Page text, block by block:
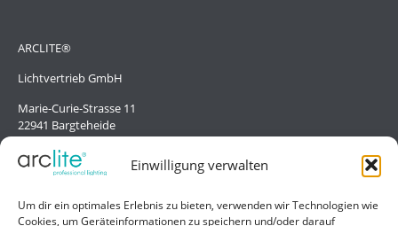
Einwilligung verwalten
Um dir ein optimales Erlebnis zu bieten, verwenden wir Technologien wie
Cookies, um Geräteinformationen zu speichern und/oder darauf
ARCLITE®
Lichtvertrieb GmbH
Marie-Curie-Strasse 11
22941 Bargteheide
Deutschland/Germany
Hilfe